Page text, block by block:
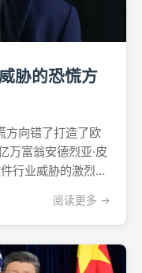
胁的恐慌方
方向错了打造了欧
万富翁安德烈亚·皮
行业威胁的激烈争
栏文章中指出,虽然
,但真...
阅读更多 →